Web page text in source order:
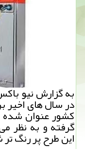
به گزارش نیو
در سال های اخیر
كشور عنوان شده
گرفته و به نظر
این طرح پر رنگ